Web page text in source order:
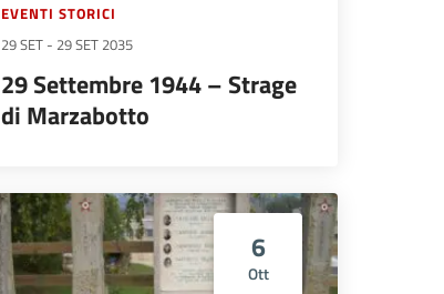
EVENTI STORICI
29 SET - 29 SET 2035
29 Settembre 1944 – Strage
di Marzabotto
6
Ott